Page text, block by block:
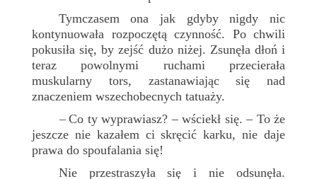
Tymczasem ona jak gdyby nigdy nic
kontynuowała rozpoczętą czynność. Po chwili
pokusiła się, by zejść dużo niżej. Zsunęła dłoń i
teraz powolnymi ruchami przecierała
muskularny tors, zastanawiając się nad
znaczeniem wszechobecnych tatuaży.
–Co ty wyprawiasz? – wściekł się. – To że
jeszcze nie kazałem ci skręcić karku, nie daje
prawa do spoufalania się!
Nie przestraszyła się i nie odsunęła.